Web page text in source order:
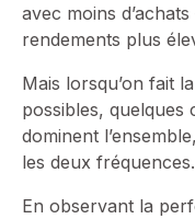
avec moins
rendements plus
Mais lorsqu’on fait
possibles, quelques
dominent
les deux fréquences.
En observant la